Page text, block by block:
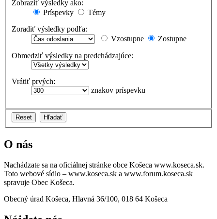
Zobraziť výsledky ako:
Príspevky
Témy
Zoradiť výsledky podľa:
Vzostupne
Zostupne
Obmedziť výsledky na predchádzajúce:
Vrátiť prvých:
znakov príspevku
O nás
Nachádzate sa na oficiálnej stránke obce Košeca www.koseca.sk.
Toto webové sídlo – www.koseca.sk a www.forum.koseca.sk
spravuje Obec Košeca.
Obecný úrad Košeca, Hlavná 36/100, 018 64 Košeca